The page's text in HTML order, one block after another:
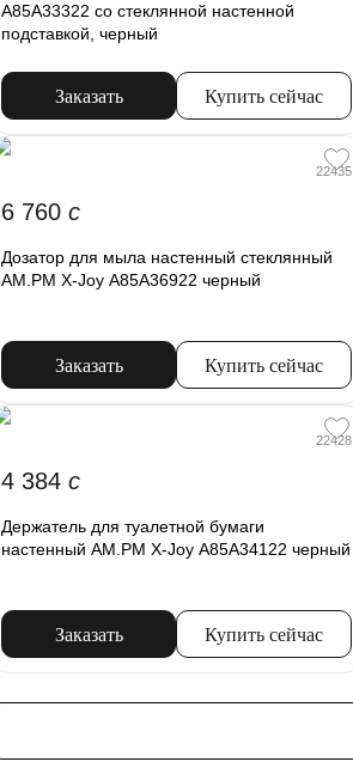
A85A33322 со стеклянной настенной
подставкой, черный
Заказать Купить сейчас
22435
6 760 c
Дозатор для мыла настенный стеклянный
AM.PM X-Joy A85A36922 черный
Заказать Купить сейчас
22428
4 384 c
Держатель для туалетной бумаги
настенный AM.PM X-Joy A85A34122 черный
Заказать Купить сейчас